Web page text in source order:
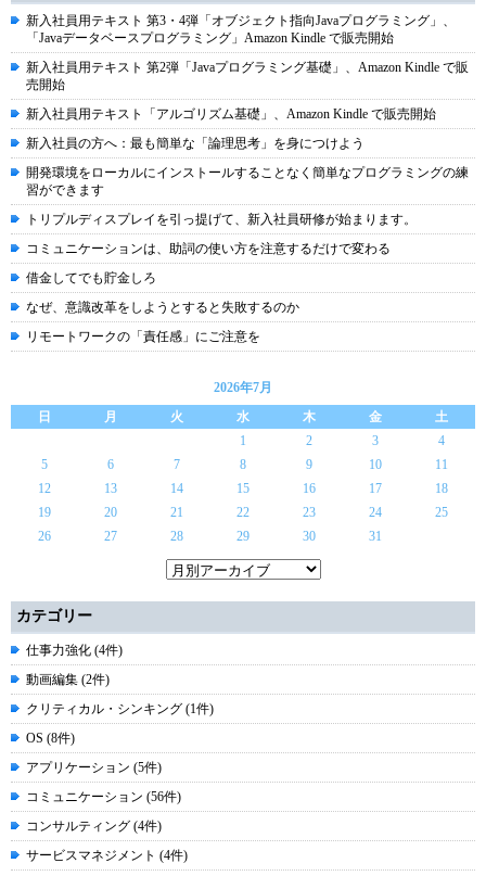
新入社員用テキスト 第3・4弾「オブジェクト指向Javaプログラミング」、
「Javaデータベースプログラミング」Amazon Kindle で販売開始
新入社員用テキスト 第2弾「Javaプログラミング基礎」、Amazon Kindle で販
売開始
新入社員用テキスト「アルゴリズム基礎」、Amazon Kindle で販売開始
新入社員の方へ：最も簡単な「論理思考」を身につけよう
開発環境をローカルにインストールすることなく簡単なプログラミングの練
習ができます
トリプルディスプレイを引っ提げて、新入社員研修が始まります。
コミュニケーションは、助詞の使い方を注意するだけで変わる
借金してでも貯金しろ
なぜ、意識改革をしようとすると失敗するのか
リモートワークの「責任感」にご注意を
2026年7月
日
月 火 水 木 金
土
1
2 3
4
5
6 7 8 9 10
11
12
13 14 15 16 17
18
19
20 21 22 23 24
25
26
27 28 29 30 31
カテゴリー
仕事力強化 (4件)
動画編集 (2件)
クリティカル・シンキング (1件)
OS (8件)
アプリケーション (5件)
コミュニケーション (56件)
コンサルティング (4件)
サービスマネジメント (4件)